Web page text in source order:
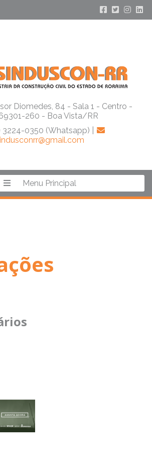
Diomedes, 84 - Sala 1 - Centro -
260 - Boa Vista/RR
3224-0350 (Whatsapp) |
Menu Principal